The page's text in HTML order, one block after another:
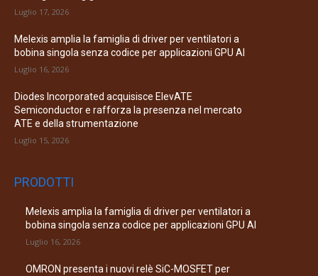
Luglio 17, 2026
Melexis amplia la famiglia di driver per ventilatori a
bobina singola senza codice per applicazioni GPU AI
Luglio 16, 2026
Diodes Incorporated acquisisce ElevATE
Semiconductor e rafforza la presenza nel mercato
ATE e della strumentazione
Luglio 15, 2026
PRODOTTI
Melexis amplia la famiglia di driver per ventilatori a
bobina singola senza codice per applicazioni GPU AI
Luglio 16, 2026
OMRON presenta i nuovi relè SiC-MOSFET per